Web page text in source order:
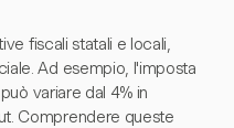
fiscali statali e locali,
Ad esempio, l'imposta
variare dal 4% in
Comprendere queste